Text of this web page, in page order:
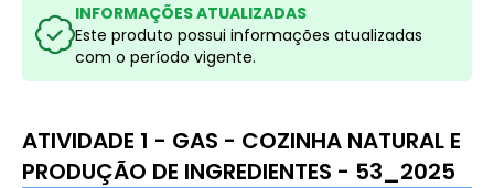
INFORMAÇÕES ATUALIZADAS
Este produto possui informações atualizadas
com o período vigente.
ATIVIDADE 1 - GAS - COZINHA NATURAL E
PRODUÇÃO DE INGREDIENTES - 53_2025